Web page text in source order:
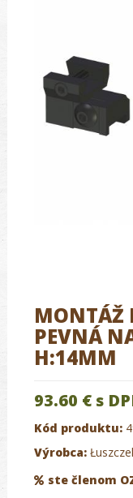
MONTÁŽ
PEVNÁ
H:14MM
93.60 € s
Kód produktu:
Výrobca:
ste členom